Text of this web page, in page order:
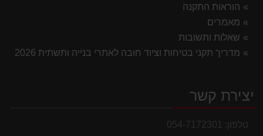
הוראות התקנה
מאמרים
שאלות ותשובות
מדריך תקני בטיחות וציוד חובה לאתרי בנייה ותשתית 2026
יצירת קשר
טלפון: 054-7172301